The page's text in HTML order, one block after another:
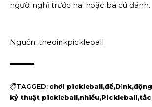
người nghĩ trước hai hoặc ba cú đánh.
Nguồn: thedinkpickleball
TAGGED: chơi pickleball để Dink động
kỷ thuật pickleball nhiều Pickleball tắc